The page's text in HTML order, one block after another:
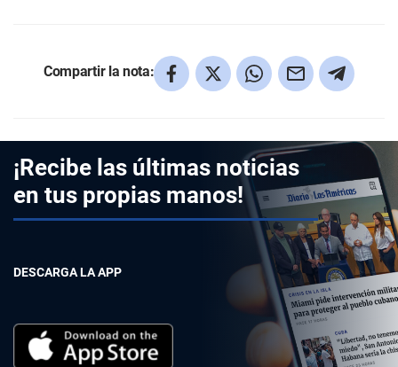
Compartir la nota:
¡Recibe las últimas noticias
en tus propias manos!
DESCARGA LA APP